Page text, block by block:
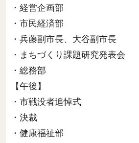
・経営企画部
・市民経済部
・兵藤副市長、大谷副市長
・まちづくり課題研究発表会
・総務部
【午後】
・市戦没者追悼式
・決裁
・健康福祉部